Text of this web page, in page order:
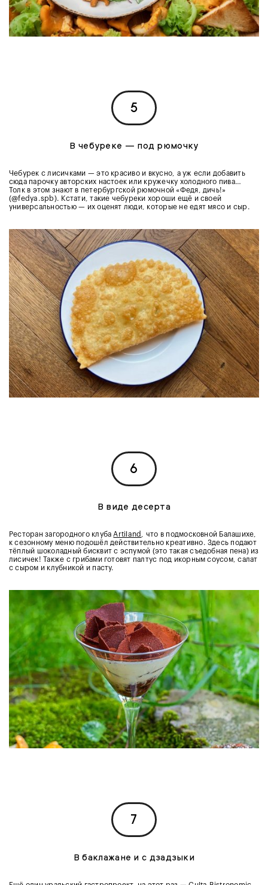
5
В чебуреке — под рюмочку
Чебурек с лисичками — это красиво и вкусно, а уж если добавить
сюда парочку авторских настоек или кружечку холодного пива…
Толк в этом знают в петербургской рюмочной «Федя, дичь!»
(@fedya.spb). Кстати, такие чебуреки хороши ещё и своей
универсальностью — их оценят люди, которые не едят мясо и сыр.
6
В виде десерта
Ресторан загородного клуба Artiland
, что в подмосковной Балашихе,
к сезонному меню подошёл действительно креативно. Здесь подают
тёплый шоколадный бисквит с эспумой (это такая съедобная пена) из
лисичек! Также с грибами готовят палтус под икорным соусом, салат
с сыром и клубникой и пасту.
7
В баклажане и с дзадзыки